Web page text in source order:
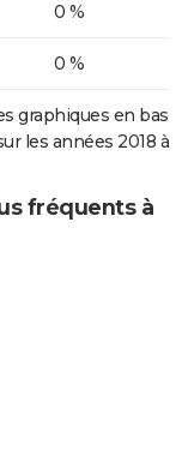
0 %
0 %
graphiques en bas
les années 2018 à
fréquents à